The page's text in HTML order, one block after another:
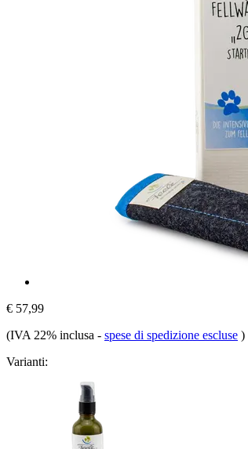
€ 57,99
(IVA 22% inclusa - spese di spedizione escluse )
Varianti: